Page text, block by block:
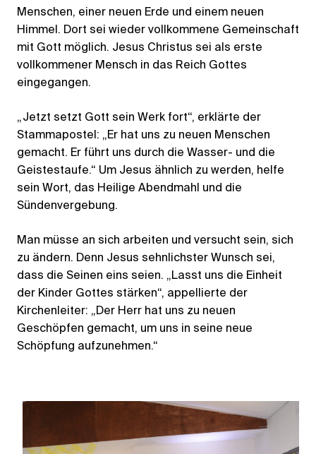
Menschen, einer neuen Erde und einem neuen
Himmel. Dort sei wieder vollkommene Gemeinschaft
mit Gott möglich. Jesus Christus sei als erste
vollkommener Mensch in das Reich Gottes
eingegangen.
„Jetzt setzt Gott sein Werk fort“, erklärte der
Stammapostel: „Er hat uns zu neuen Menschen
gemacht. Er führt uns durch die Wasser- und die
Geistestaufe.“ Um Jesus ähnlich zu werden, helfe
sein Wort, das Heilige Abendmahl und die
Sündenvergebung.
Man müsse an sich arbeiten und versucht sein, sich
zu ändern. Denn Jesus sehnlichster Wunsch sei,
dass die Seinen eins seien. „Lasst uns die Einheit
der Kinder Gottes stärken“, appellierte der
Kirchenleiter: „Der Herr hat uns zu neuen
Geschöpfen gemacht, um uns in seine neue
Schöpfung aufzunehmen.“